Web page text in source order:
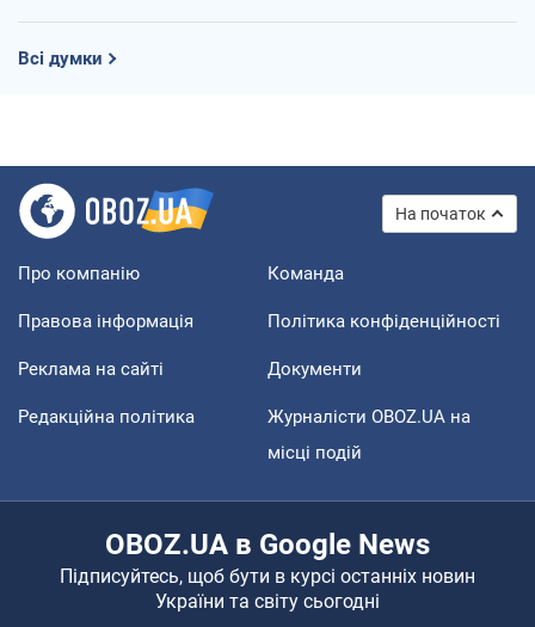
Всі думки
На початок
Про компанію Команда
Правова інформація Політика конфіденційності
Реклама на сайті Документи
Редакційна політика
Журналісти OBOZ.UA на
місці подій
OBOZ.UA в Google News
Підписуйтесь, щоб бути в курсі останніх новин
України та світу сьогодні